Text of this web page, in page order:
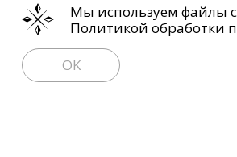
Мы используем файлы
Политикой обработки
OK